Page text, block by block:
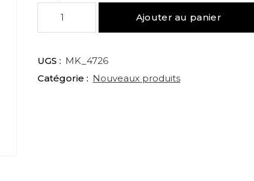
ORIGINE
Apple
Ajouter au panier
UGS : MK_4726
Catégorie : Nouveaux produits